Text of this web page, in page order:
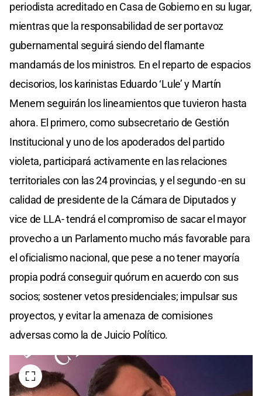
periodista acreditado en Casa de Gobierno en su lugar,
mientras que la responsabilidad de ser portavoz
gubernamental seguirá siendo del flamante
mandamás de los ministros. En el reparto de espacios
decisorios, los karinistas Eduardo ‘Lule’ y Martín
Menem seguirán los lineamientos que tuvieron hasta
ahora. El primero, como subsecretario de Gestión
Institucional y uno de los apoderados del partido
violeta, participará activamente en las relaciones
territoriales con las 24 provincias, y el segundo -en su
calidad de presidente de la Cámara de Diputados y
vice de LLA- tendrá el compromiso de sacar el mayor
provecho a un Parlamento mucho más favorable para
el oficialismo nacional, que pese a no tener mayoría
propia podrá conseguir quórum en acuerdo con sus
socios; sostener vetos presidenciales; impulsar sus
proyectos, y evitar la amenaza de comisiones
adversas como la de Juicio Político.